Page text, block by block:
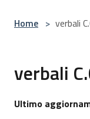
Home > verbali
verbali
Ultimo